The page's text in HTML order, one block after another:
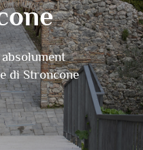
di Stroncone